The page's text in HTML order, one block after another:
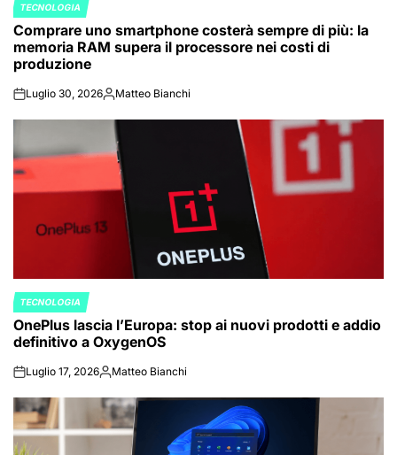
POSTED
IN
TECNOLOGIA
Comprare uno smartphone costerà sempre di più: la
memoria RAM supera il processore nei costi di
produzione
onLuglio 30, 2026Posted
Matteo Bianchi
POSTED
IN
TECNOLOGIA
OnePlus lascia l’Europa: stop ai nuovi prodotti e addio
definitivo a OxygenOS
onLuglio 17, 2026Posted
Matteo Bianchi